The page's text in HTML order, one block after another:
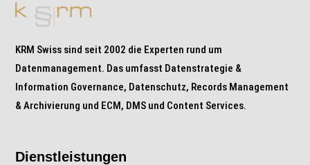
KRM Swiss sind seit 2002 die Experten rund um
Datenmanagement. Das umfasst Datenstrategie &
Information Governance, Datenschutz, Records Management
& Archivierung und ECM, DMS und Content Services.
Dienstleistungen